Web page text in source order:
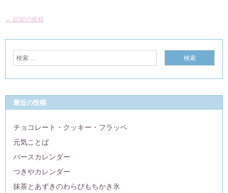
← 以前の投稿
最近の投稿
チョコレート・クッキー・フラッペ
元気ことば
バースカレンダー
つきやカレンダー
抹茶とあずきのわらびもちかき氷